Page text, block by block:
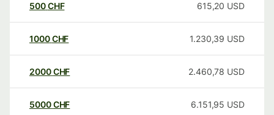
500CHF 615,20 USD
1000CHF 1.230,39 USD
2000CHF 2.460,78 USD
5000CHF 6.151,95 USD